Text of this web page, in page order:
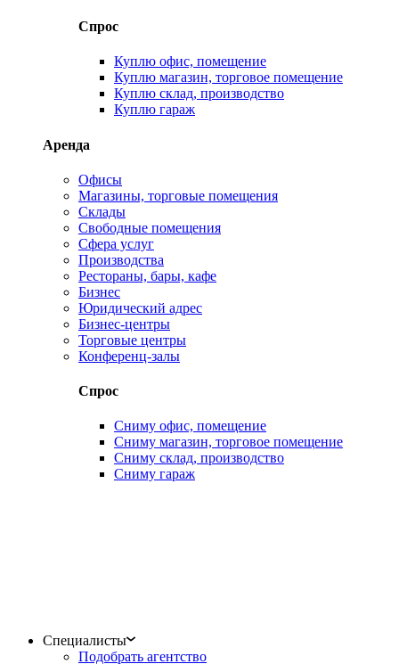
Спрос
Куплю офис, помещение
Куплю магазин, торговое помещение
Куплю склад, производство
Куплю гараж
Аренда
Офисы
Магазины, торговые помещения
Склады
Свободные помещения
Сфера услуг
Производства
Рестораны, бары, кафе
Бизнес
Юридический адрес
Бизнес-центры
Торговые центры
Конференц-залы
Спрос
Сниму офис, помещение
Сниму магазин, торговое помещение
Сниму склад, производство
Сниму гараж
Специалисты
Подобрать агентство